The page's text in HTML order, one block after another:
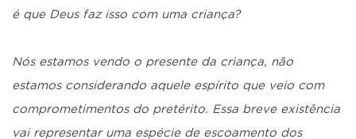
é que Deus faz isso com uma criança?
Nós estamos vendo o presente da criança, não
estamos considerando aquele espírito que veio com
comprometimentos do pretérito. Essa breve existência
vai representar uma espécie de escoamento dos